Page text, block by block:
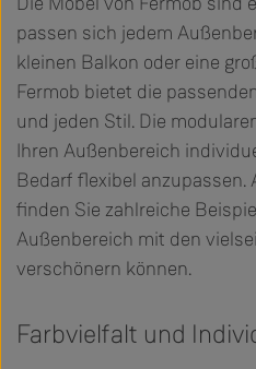
passen sich jedem
kleinen Balkon oder eine
Fermob bietet die
und jeden Stil. Die
Ihren Außenbereich
Bedarf flexibel
finden Sie zahlreiche
Außenbereich mit den
verschönern können.
Farbvielfalt und